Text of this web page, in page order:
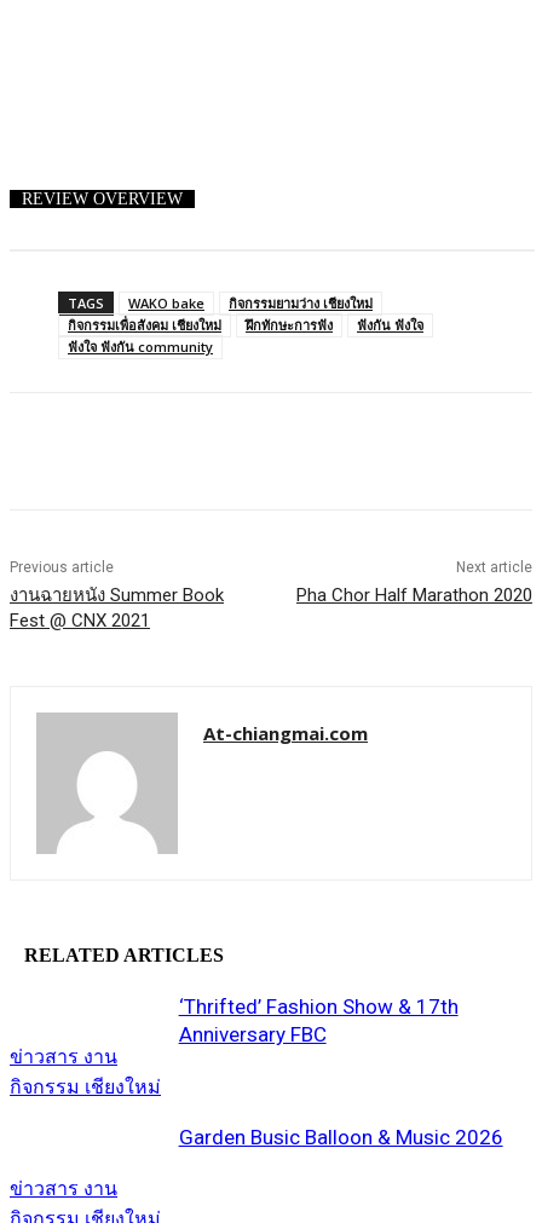
REVIEW OVERVIEW
TAGS WAKO bake
กิจกรรมยามว่าง เชียงใหม่
กิจกรรมเพื่อสังคม เชียงใหม่
ฝึกทักษะการฟัง
ฟังกัน ฟังใจ
ฟังใจ ฟังกัน community
Previous article
งานฉายหนัง Summer Book
Fest @ CNX 2021
Next article
Pha Chor Half Marathon 2020
At-chiangmai.com
RELATED ARTICLES
ข่าวสาร งาน
กิจกรรม เชียงใหม่
‘Thrifted’ Fashion Show & 17th
Anniversary FBC
ข่าวสาร งาน
กิจกรรม เชียงใหม่
Garden Busic Balloon & Music 2026